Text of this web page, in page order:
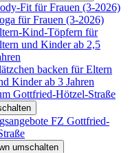
Fit für Frauen (3-2026)
für Frauen (3-2026)
Kind-Töpfern für
und Kinder ab 2,5
backen für Eltern
Kinder ab 3 Jahren
Gottfried-Hötzel-Straße
FZ Gottfried-
umschalten